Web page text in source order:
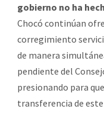
gobierno no ha
Chocó continúan
corregimiento
de manera
pendiente del
presionando para
transferencia de